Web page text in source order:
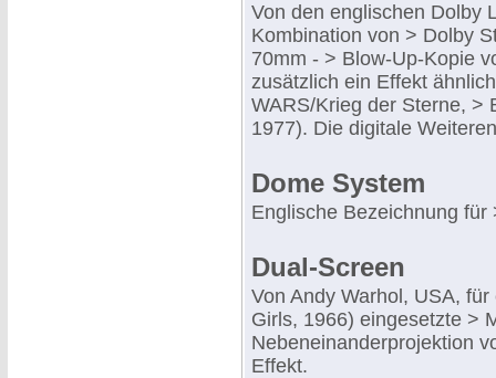
Von den englischen Dolby
Kombination von > Dolby
70mm - > Blow-Up-Kopie
zusätzlich ein Effekt
WARS/Krieg der Sterne, >
1977). Die digitale
Dome System
Englische Bezeichnung
Dual-Screen
Von Andy Warhol, USA,
Girls, 1966) eingesetzte >
Nebeneinanderprojektion
Effekt.